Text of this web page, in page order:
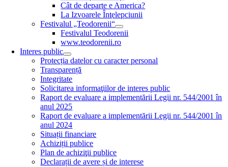
Cât de departe e America?
La Izvoarele Înţelepciunii
Festivalul „Teodorenii“
Festivalul Teodorenii
www.teodorenii.ro
Interes public
Protecția datelor cu caracter personal
Transparență
Integritate
Solicitarea informaţiilor de interes public
Raport de evaluare a implementării Legii nr. 544/2001 în
anul 2025
Raport de evaluare a implementării Legii nr. 544/2001 în
anul 2024
Situații financiare
Achiziții publice
Plan de achiziţii publice
Declarații de avere și de interese